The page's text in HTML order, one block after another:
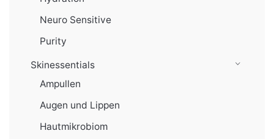
Neuro Sensitive
Purity
Skinessentials
Ampullen
Augen und Lippen
Hautmikrobiom